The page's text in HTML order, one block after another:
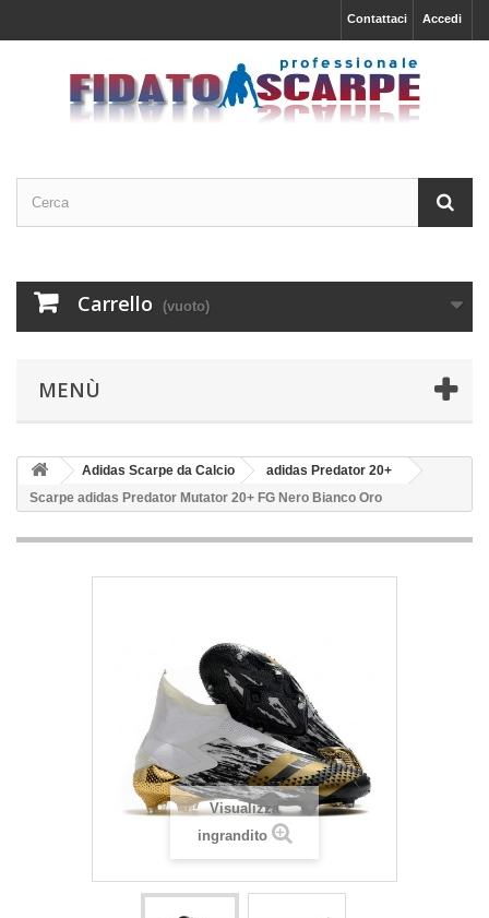
Accedi
Contattaci
Carrello (vuoto)
MENÙ
Adidas Scarpe da Calcio
adidas Predator 20+
Scarpe adidas Predator Mutator 20+ FG Nero Bianco Oro
Visualizza
ingrandito